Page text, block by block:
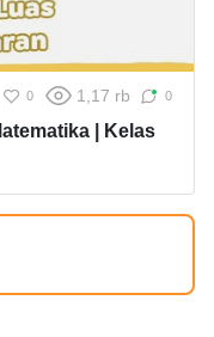
0 1,17 rb 0
| Kelas